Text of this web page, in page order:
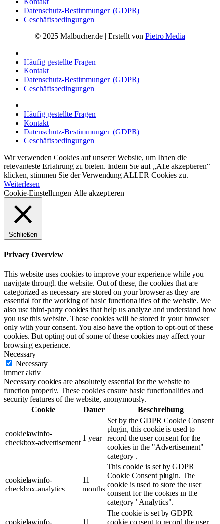
Kontakt
Datenschutz-Bestimmungen (GDPR)
Geschäftsbedingungen
© 2025 Malbucher.de | Erstellt von Pietro Media
Häufig gestellte Fragen
Kontakt
Datenschutz-Bestimmungen (GDPR)
Geschäftsbedingungen
Häufig gestellte Fragen
Kontakt
Datenschutz-Bestimmungen (GDPR)
Geschäftsbedingungen
Wir verwenden Cookies auf unserer Website, um Ihnen die
relevanteste Erfahrung zu bieten. Indem Sie auf „Alle akzeptieren“
klicken, stimmen Sie der Verwendung ALLER Cookies zu.
Weiterlesen
Cookie-Einstellungen Alle akzeptieren
Schließen
Privacy Overview
This website uses cookies to improve your experience while you
navigate through the website. Out of these, the cookies that are
categorized as necessary are stored on your browser as they are
essential for the working of basic functionalities of the website. We
also use third-party cookies that help us analyze and understand how
you use this website. These cookies will be stored in your browser
only with your consent. You also have the option to opt-out of these
cookies. But opting out of some of these cookies may affect your
browsing experience.
Necessary
Necessary
immer aktiv
Necessary cookies are absolutely essential for the website to
function properly. These cookies ensure basic functionalities and
security features of the website, anonymously.
Cookie
Dauer Beschreibung
cookielawinfo-
checkbox-advertisement
1 year
Set by the GDPR Cookie Consent
plugin, this cookie is used to
record the user consent for the
cookies in the "Advertisement"
category .
cookielawinfo-
checkbox-analytics
11
months
This cookie is set by GDPR
Cookie Consent plugin. The
cookie is used to store the user
consent for the cookies in the
category "Analytics".
cookielawinfo-
11
The cookie is set by GDPR
cookie consent to record the user